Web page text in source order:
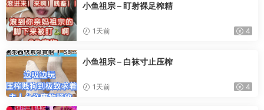
小鱼祖宗 – 盯射裸足榨精
1天前 4
小鱼祖宗 – 白袜寸止压榨
1天前 4